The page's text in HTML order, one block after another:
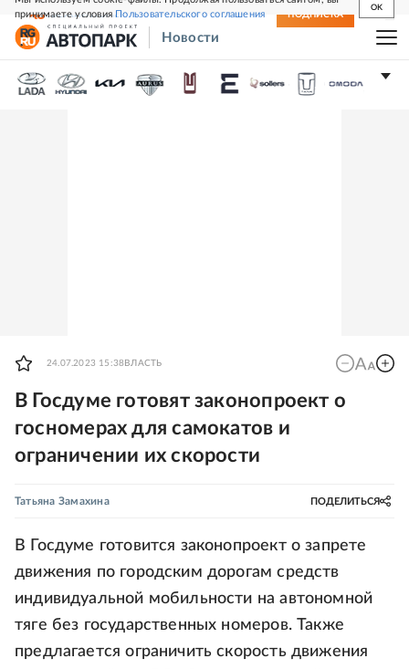
принимаете условияПользовательского соглашения
OK
СВЕЖИЙ НОМЕР ПОДПИСКА
Новости
24.07.2023 15:38 ВЛАСТЬ
В Госдуме готовят законопроект о
госномерах для самокатов и
ограничении их скорости
Татьяна Замахина ПОДЕЛИТЬСЯ
В Госдуме готовится законопроект о запрете
движения по городским дорогам средств
индивидуальной мобильности на автономной
тяге без государственных номеров. Также
предлагается ограничить скорость движения